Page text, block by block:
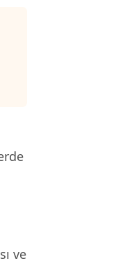
ve